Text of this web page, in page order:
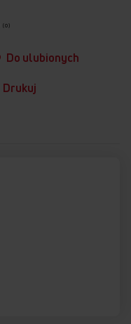
Do ulubionych
Drukuj
(0)